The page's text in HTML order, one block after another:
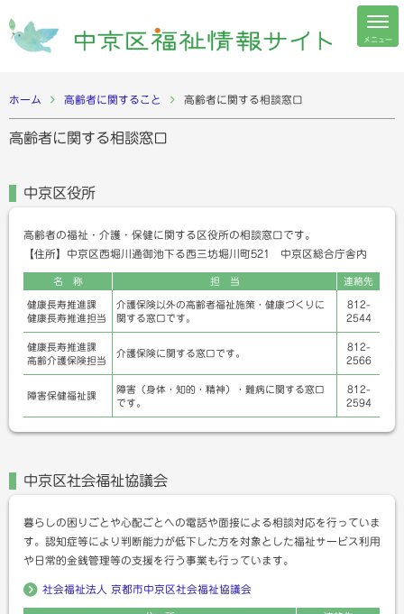
メニュー
ホーム 高齢者に関すること 高齢者に関する相談窓口
高齢者に関する相談窓口
中京区役所
高齢者の福祉・介護・保健に関する区役所の相談窓口です。
【住所】中京区西堀川通御池下る西三坊堀川町521 中京区総合庁舎内
名 称 担 当 連絡先
健康長寿推進課
健康長寿推進担当
介護保険以外の高齢者福祉施策・健康づくりに
関する窓口です。
812-
2544
健康長寿推進課
高齢介護保険担当
介護保険に関する窓口です。
812-
2566
障害保健福祉課
障害（身体・知的・精神）・難病に関する窓口
です。
812-
2594
中京区社会福祉協議会
暮らしの困りごとや心配ごとへの電話や面接による相談対応を行っていま
す。認知症等により判断能力が低下した方を対象とした福祉サービス利用
や日常的金銭管理等の支援を行う事業も行っています。
社会福祉法人 京都市中京区社会福祉協議会